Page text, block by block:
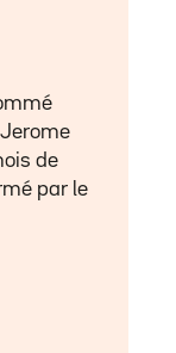
de
par le